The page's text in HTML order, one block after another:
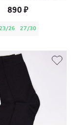
серым)
890 ₽
23/26 27/30